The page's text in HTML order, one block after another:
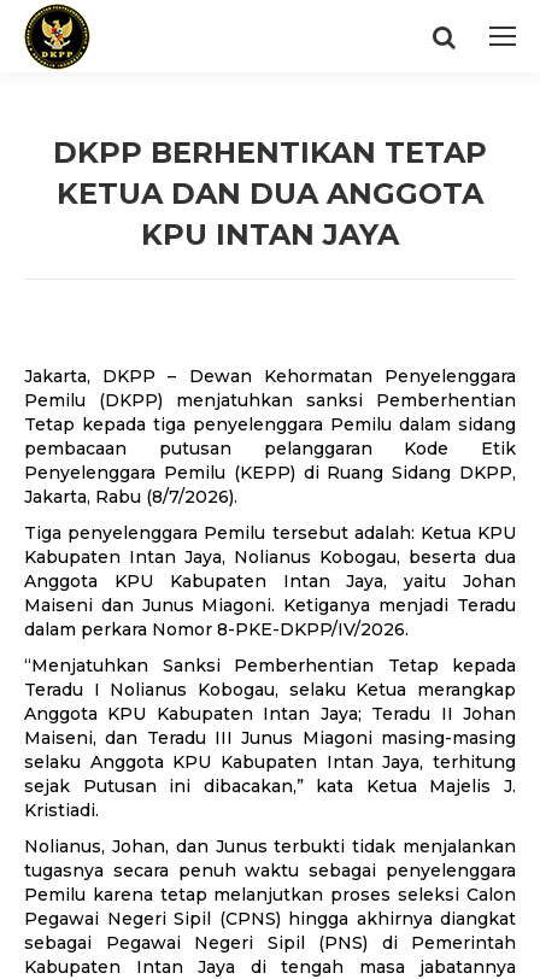
Search:
DKPP BERHENTIKAN TETAP
KETUA DAN DUA ANGGOTA
KPU INTAN JAYA
Jakarta, DKPP – Dewan Kehormatan Penyelenggara
Pemilu (DKPP) menjatuhkan sanksi Pemberhentian
Tetap kepada tiga penyelenggara Pemilu dalam sidang
pembacaan putusan pelanggaran Kode Etik
Penyelenggara Pemilu (KEPP) di Ruang Sidang DKPP,
Jakarta, Rabu (8/7/2026).
Tiga penyelenggara Pemilu tersebut adalah: Ketua KPU
Kabupaten Intan Jaya, Nolianus Kobogau, beserta dua
Anggota KPU Kabupaten Intan Jaya, yaitu Johan
Maiseni dan Junus Miagoni. Ketiganya menjadi Teradu
dalam perkara Nomor 8-PKE-DKPP/IV/2026.
“Menjatuhkan Sanksi Pemberhentian Tetap kepada
Teradu I Nolianus Kobogau, selaku Ketua merangkap
Anggota KPU Kabupaten Intan Jaya; Teradu II Johan
Maiseni, dan Teradu III Junus Miagoni masing-masing
selaku Anggota KPU Kabupaten Intan Jaya, terhitung
sejak Putusan ini dibacakan,” kata Ketua Majelis J.
Kristiadi.
Nolianus, Johan, dan Junus terbukti tidak menjalankan
tugasnya secara penuh waktu sebagai penyelenggara
Pemilu karena tetap melanjutkan proses seleksi Calon
Pegawai Negeri Sipil (CPNS) hingga akhirnya diangkat
sebagai Pegawai Negeri Sipil (PNS) di Pemerintah
Kabupaten Intan Jaya di tengah masa jabatannya